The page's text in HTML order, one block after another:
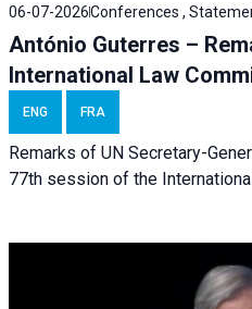
06-07-2026Conferences ,
António Guterres –
International Law
ENG FRA
Remarks of UN Secretary-
77th session of the